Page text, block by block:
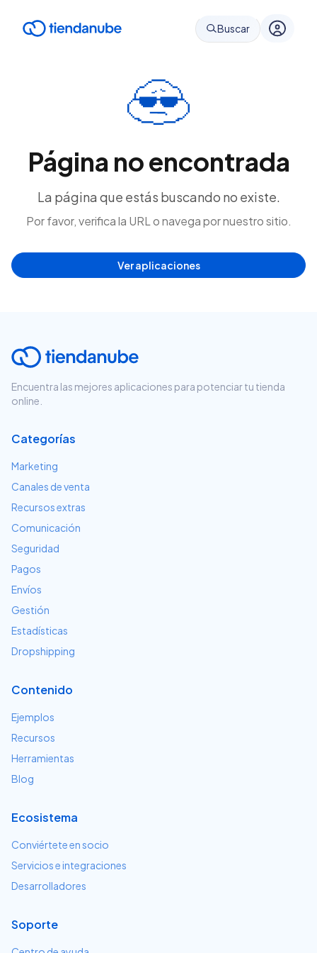
Buscar
Página no encontrada
La página que estás buscando no existe.
Por favor, verifica la URL o navega por nuestro sitio.
Ver aplicaciones
Encuentra las mejores aplicaciones para potenciar tu tienda
online.
Categorías
Marketing
Canales de venta
Recursos extras
Comunicación
Seguridad
Pagos
Envíos
Gestión
Estadísticas
Dropshipping
Contenido
Ejemplos
Recursos
Herramientas
Blog
Ecosistema
Conviértete en socio
Servicios e integraciones
Desarrolladores
Soporte